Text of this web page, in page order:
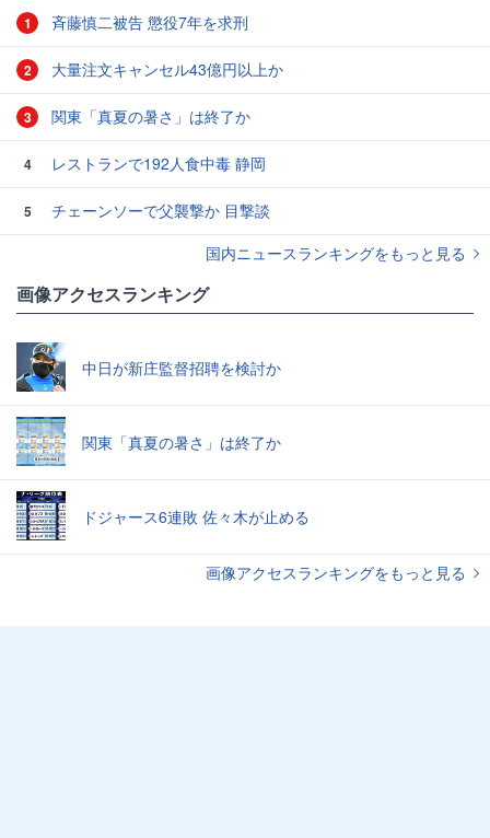
1 斉藤慎二被告 懲役7年を求刑
2 大量注文キャンセル43億円以上か
3 関東「真夏の暑さ」は終了か
4 レストランで192人食中毒 静岡
5
チェーンソーで父襲撃か 目撃談
国内ニュースランキングをもっと見る
画像アクセスランキング
中日が新庄監督招聘を検討か
関東「真夏の暑さ」は終了か
ドジャース6連敗 佐々木が止める
画像アクセスランキングをもっと見る